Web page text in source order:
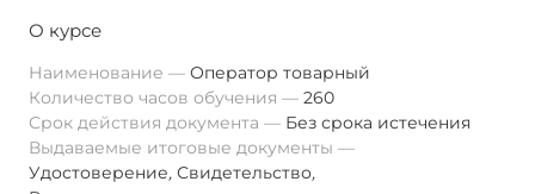
О курсе
Наименование
Оператор товарный
Количество часов обучения
260
Срок действия документа
Без срока истечения
Выдаваемые итоговые документы
Удостоверение, Свидетельство,